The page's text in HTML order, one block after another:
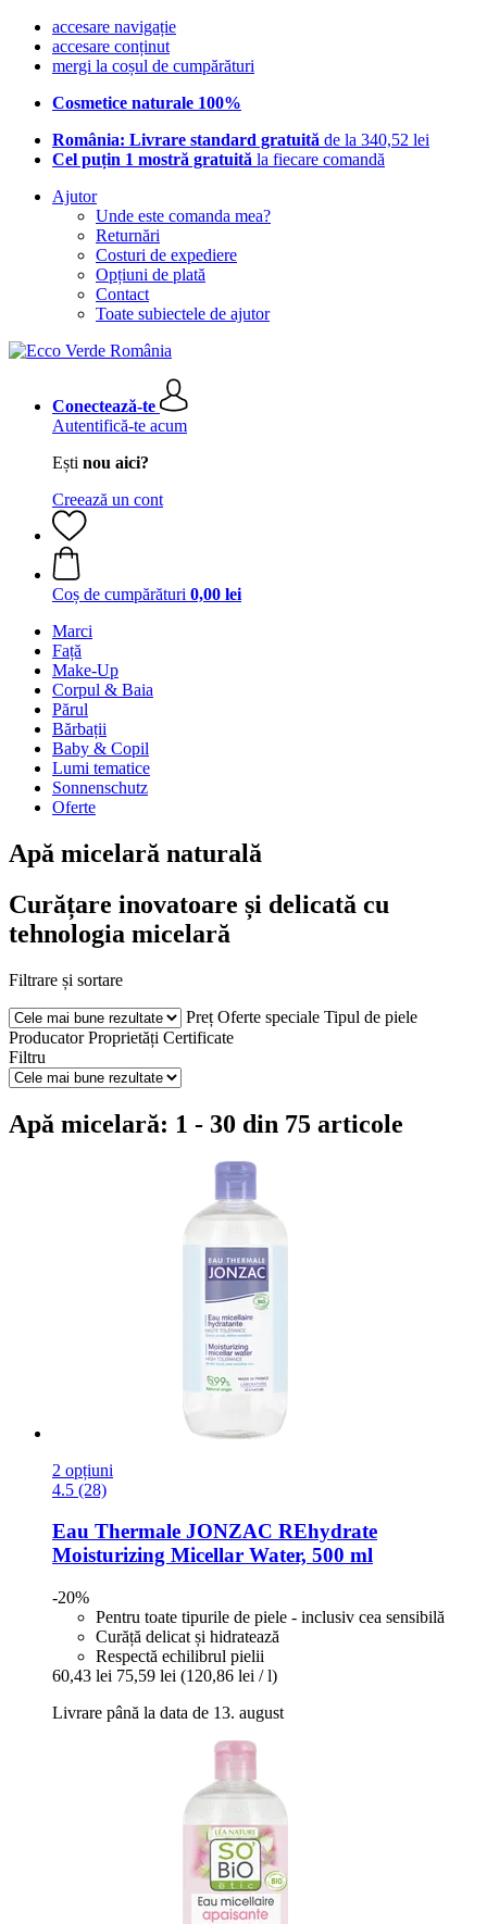
accesare navigație
accesare conținut
mergi la coșul de cumpărături
Cosmetice naturale 100%
România: Livrare standard gratuită de la 340,52 lei
Cel puțin 1 mostră gratuită la fiecare comandă
Ajutor
Unde este comanda mea?
Returnări
Costuri de expediere
Opțiuni de plată
Contact
Toate subiectele de ajutor
Conectează-te
Autentifică-te acum
Ești nou aici?
Creează un cont
Coș de cumpărături 0,00 lei
Marci
Față
Make-Up
Corpul & Baia
Părul
Bărbații
Baby & Copil
Lumi tematice
Sonnenschutz
Oferte
Apă micelară naturală
Curățare inovatoare și delicată cu
tehnologia micelară
Filtrare și sortare
Preț Oferte speciale Tipul de piele
Producator Proprietăți Certificate
Filtru
Apă micelară: 1 - 30 din 75 articole
2 opțiuni
4.5 (28)
Eau Thermale JONZAC REhydrate
Moisturizing Micellar Water, 500 ml
-20%
Pentru toate tipurile de piele - inclusiv cea sensibilă
Curăță delicat și hidratează
Respectă echilibrul pielii
60,43 lei 75,59 lei (120,86 lei / l)
Livrare până la data de 13. august